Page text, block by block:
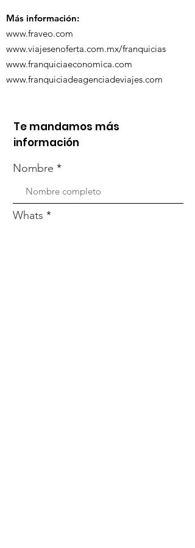
Más información:
www.fraveo.com
www.viajesenoferta.com.mx/franquicias
www.franquiciaeconomica.com
www.franquiciadeagenciadeviajes.com
Te mandamos más
información
Nombre
Whats